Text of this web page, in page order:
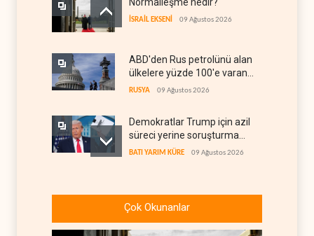
İSRAİL EKSENİ 09 Ağustos 2026
ABD'den Rus petrolünü alan
ülkelere yüzde 100'e varan
gümrük vergisi
RUSYA 09 Ağustos 2026
Demokratlar Trump için azil
süreci yerine soruşturma
hazırlıyor
BATI YARIM KÜRE 09 Ağustos 2026
Afrika'daki petrol
üreticilerine yaradı
Çok Okunanlar